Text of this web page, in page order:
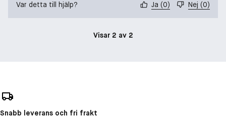
Var detta till hjälp? Ja (0) Nej (0)
Visar 2 av 2
Snabb leverans och fri frakt